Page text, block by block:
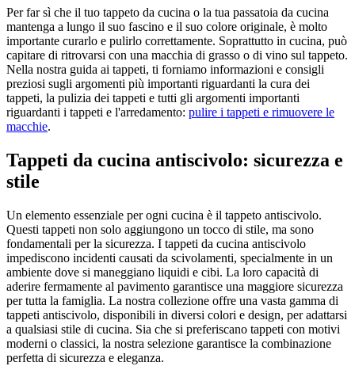
Per far sì che il tuo tappeto da cucina o la tua passatoia da cucina
mantenga a lungo il suo fascino e il suo colore originale, è molto
importante curarlo e pulirlo correttamente. Soprattutto in cucina, può
capitare di ritrovarsi con una macchia di grasso o di vino sul tappeto.
Nella nostra guida ai tappeti, ti forniamo informazioni e consigli
preziosi sugli argomenti più importanti riguardanti la cura dei
tappeti, la pulizia dei tappeti e tutti gli argomenti importanti
riguardanti i tappeti e l'arredamento: pulire i tappeti e rimuovere le
macchie.
Tappeti da cucina antiscivolo: sicurezza e
stile
Un elemento essenziale per ogni cucina è il tappeto antiscivolo.
Questi tappeti non solo aggiungono un tocco di stile, ma sono
fondamentali per la sicurezza. I tappeti da cucina antiscivolo
impediscono incidenti causati da scivolamenti, specialmente in un
ambiente dove si maneggiano liquidi e cibi. La loro capacità di
aderire fermamente al pavimento garantisce una maggiore sicurezza
per tutta la famiglia. La nostra collezione offre una vasta gamma di
tappeti antiscivolo, disponibili in diversi colori e design, per adattarsi
a qualsiasi stile di cucina. Sia che si preferiscano tappeti con motivi
moderni o classici, la nostra selezione garantisce la combinazione
perfetta di sicurezza e eleganza.